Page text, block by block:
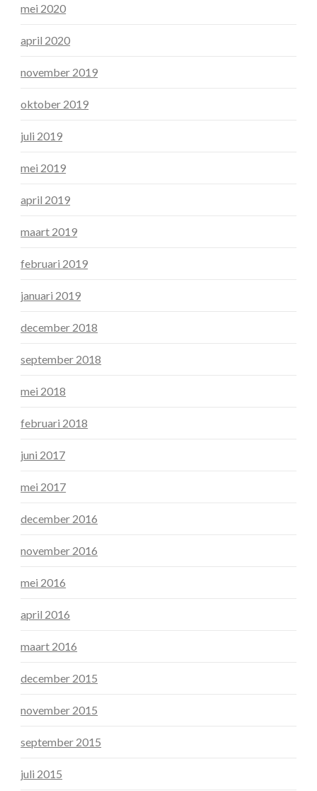
mei 2020
april 2020
november 2019
oktober 2019
juli 2019
mei 2019
april 2019
maart 2019
februari 2019
januari 2019
december 2018
september 2018
mei 2018
februari 2018
juni 2017
mei 2017
december 2016
november 2016
mei 2016
april 2016
maart 2016
december 2015
november 2015
september 2015
juli 2015